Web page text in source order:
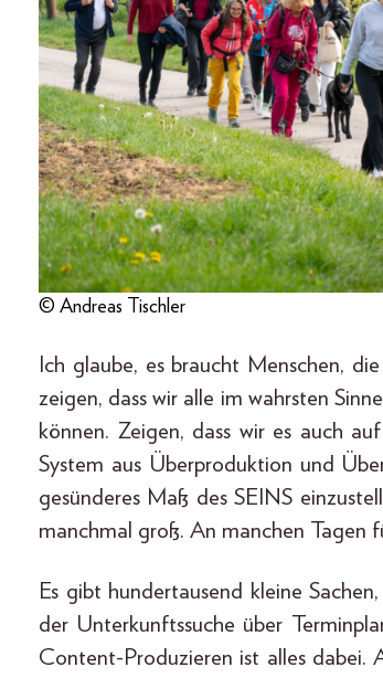
© Andreas Tischler
Ich glaube, es braucht Menschen,
zeigen, dass wir alle im wahrsten
können. Zeigen, dass wir es auch
System aus Überproduktion und
gesünderes Maß des SEINS
manchmal groß. An manchen Tagen
Es gibt hundertausend kleine
der Unterkunftssuche über
Content-Produzieren ist alles